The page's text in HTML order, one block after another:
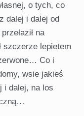
o tych, co
dalej i dalej od
na
szczerze lepietem
Co i
wsie jakieś
i dalej, na los